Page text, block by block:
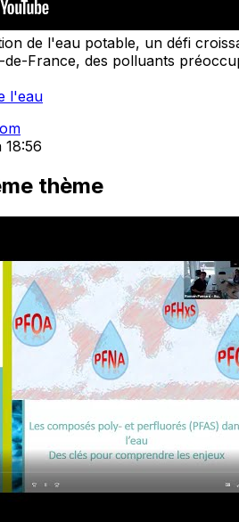
de l'eau potable, un défi
France, des polluants
l'eau
thème